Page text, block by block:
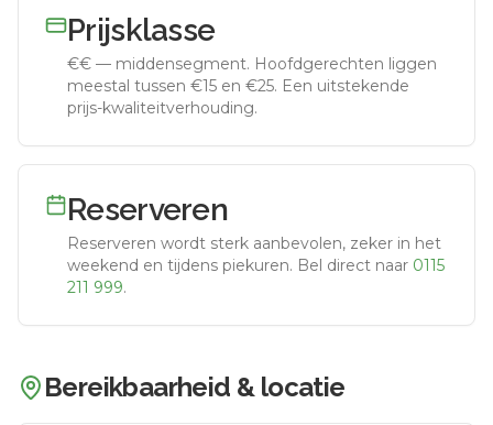
Prijsklasse
€€ — middensegment. Hoofdgerechten liggen
meestal tussen €15 en €25. Een uitstekende
prijs-kwaliteitverhouding.
Reserveren
Reserveren wordt sterk aanbevolen, zeker in het
weekend en tijdens piekuren. Bel direct naar 0115
211 999.
Bereikbaarheid & locatie